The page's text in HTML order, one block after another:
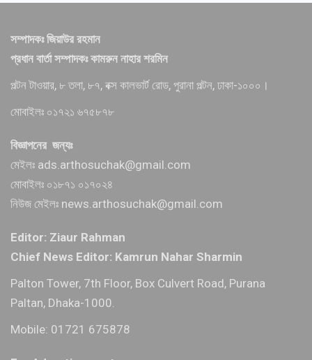
সম্পাদকঃ জিয়াউর রহমান
প্রধান বার্তা সম্পাদকঃ কামরুন নাহার শরমিন
পল্টন টাওয়ার, ৮ তলা, ৮৭, বক্স কালভার্ট রোড, পুরানা পল্টন, ঢাকা-১০০০।
মোবাইলঃ ০১৭২১ ৬৭৫৮৭৮
বিজ্ঞাপনের জন্যঃ
মেইলঃ ads.arthosuchak@gmail.com
মোবাইলঃ ০১৮৭১ ০১৭০২৪
নিউজ মেইলঃ news.arthosuchak@gmail.com
Editor: Ziaur Rahman
Chief News Editor: Kamrun Nahar Sharmin
Palton Tower, 7th Floor, Box Culvert Road, Purana
Paltan, Dhaka-1000.
Mobile: 01721 675878